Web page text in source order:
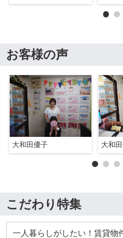
お客様の声
大和田優子 大和
こだわり特集
一人暮らしがしたい！賃貸物